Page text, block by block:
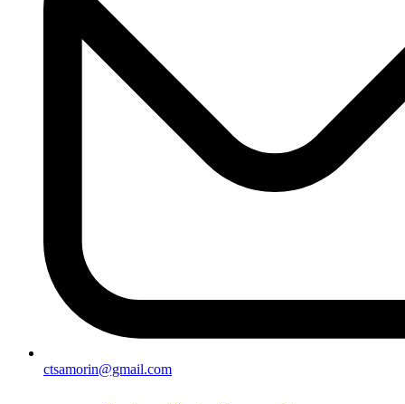
ctsamorin@gmail.com